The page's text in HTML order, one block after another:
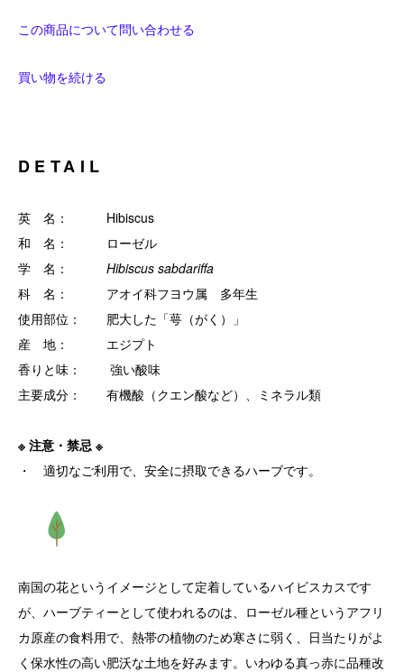
この商品について問い合わせる
買い物を続ける
DETAIL
英 名： Hibiscus
和 名： ローゼル
学 名： Hibiscus sabdariffa
科 名： アオイ科フヨウ属 多年生
使用部位： 肥大した「萼（がく）」
産 地： エジプト
香りと味： 強い酸味
主要成分： 有機酸（クエン酸など）、ミネラル類
※ 注意・禁忌 ※
・ 適切なご利用で、安全に摂取できるハーブです。
南国の花というイメージとして定着しているハイビスカスです
が、ハーブティーとして使われるのは、ローゼル種というアフリ
カ原産の食料用で、熱帯の植物のため寒さに弱く、日当たりがよ
く保水性の高い肥沃な土地を好みます。いわゆる真っ赤に品種改